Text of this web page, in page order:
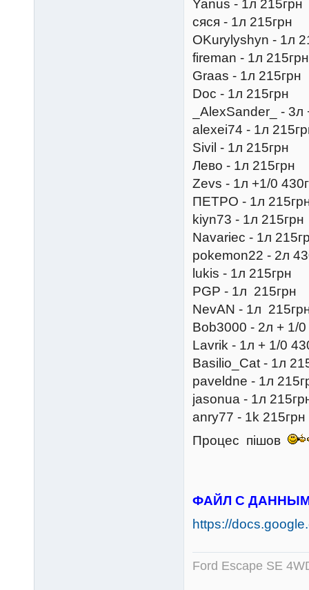
Yanus - 1л 215грн
сяся - 1л 215грн
OKurylyshyn - 1л
fireman - 1л 215грн
Graas - 1л 215грн
Doc - 1л 215грн
_AlexSander_ - 3л
alexei74 - 1л
Sivil - 1л 215грн
Лево - 1л 215грн
Zevs - 1л +1/0
ПЕТРО - 1л
kiyn73 - 1л 215грн
Navariec - 1л
pokemon22 - 2л
lukis - 1л 215грн
PGP - 1л 215грн
NevAN - 1л
Bob3000 - 2л + 1/0
Lavrik - 1л + 1/0
Basilio_Cat - 1л
paveldne - 1л
jasonua - 1л
anry77 - 1k 215грн
Процес пішов
ФАЙЛ С
https://
Ford Escape SE